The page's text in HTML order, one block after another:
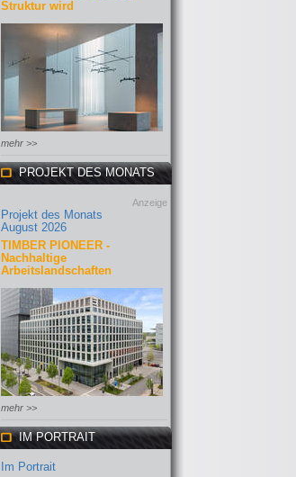
Struktur wird
mehr >>
PROJEKT DES MONATS
Anzeige
Projekt des Monats
August 2026
TIMBER PIONEER -
Nachhaltige
Arbeitslandschaften
mehr >>
IM PORTRAIT
Im Portrait